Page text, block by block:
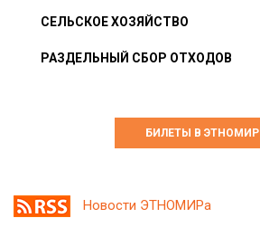
СЕЛЬСКОЕ ХОЗЯЙСТВО
РАЗДЕЛЬНЫЙ СБОР ОТХОДОВ
БИЛЕТЫ В ЭТНОМИР
Новости ЭТНОМИРа